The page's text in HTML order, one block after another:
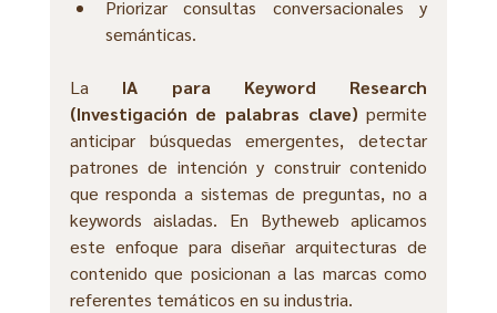
Priorizar consultas conversacionales y
semánticas.
La IA para Keyword Research
(Investigación de palabras clave) permite
anticipar búsquedas emergentes, detectar
patrones de intención y construir contenido
que responda a sistemas de preguntas, no a
keywords aisladas. En Bytheweb aplicamos
este enfoque para diseñar arquitecturas de
contenido que posicionan a las marcas como
referentes temáticos en su industria.